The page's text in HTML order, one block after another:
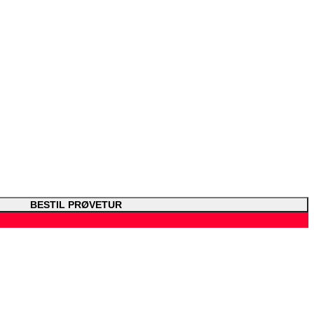
BESTIL PRØVETUR